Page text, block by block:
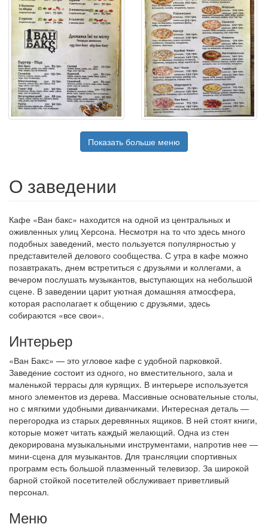
Показать больше меню
О заведении
Кафе «Ван бакс» находится на одной из центральных и
оживленных улиц Херсона. Несмотря на то что здесь много
подобных заведений, место пользуется популярностью у
представителей делового сообщества. С утра в кафе можно
позавтракать, днем встретиться с друзьями и коллегами, а
вечером послушать музыкантов, выступающих на небольшой
сцене. В заведении царит уютная домашняя атмосфера,
которая располагает к общению с друзьями, здесь
собираются «все свои».
Интерьер
«Ван Бакс» — это угловое кафе с удобной парковкой.
Заведение состоит из одного, но вместительного, зала и
маленькой террасы для курящих. В интерьере используется
много элементов из дерева. Массивные основательные столы,
но с мягкими удобными диванчиками. Интересная деталь ―
перегородка из старых деревянных ящиков. В ней стоят книги,
которые может читать каждый желающий. Одна из стен
декорирована музыкальными инструментами, напротив нее ―
мини-сцена для музыкантов. Для трансляции спортивных
программ есть большой плазменный телевизор. За широкой
барной стойкой посетителей обслуживает приветливый
персонал.
Меню